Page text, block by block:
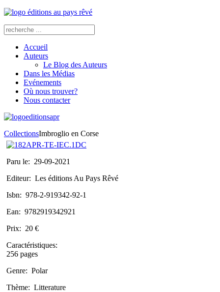
Accueil
Auteurs
Le Blog des Auteurs
Dans les Médias
Evénements
Où nous trouver?
Nous contacter
CollectionsImbroglio en Corse
Paru le: 29-09-2021
Editeur: Les éditions Au Pays Rêvé
Isbn: 978-2-919342-92-1
Ean: 9782919342921
Prix: 20 €
Caractéristiques:
256 pages
Genre: Polar
Thème: Litterature